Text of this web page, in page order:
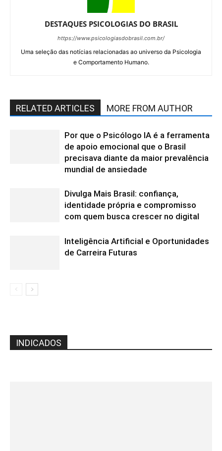
DESTAQUES PSICOLOGIAS DO BRASIL
https://www.psicologiasdobrasil.com.br/
Uma seleção das notícias relacionadas ao universo da Psicologia
e Comportamento Humano.
RELATED ARTICLES MORE FROM AUTHOR
Por que o Psicólogo IA é a ferramenta
de apoio emocional que o Brasil
precisava diante da maior prevalência
mundial de ansiedade
Divulga Mais Brasil: confiança,
identidade própria e compromisso
com quem busca crescer no digital
Inteligência Artificial e Oportunidades
de Carreira Futuras
INDICADOS